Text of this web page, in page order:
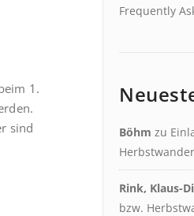
1.
sind
Frequently
Böhm zu
Rink, Klaus-
bzw.